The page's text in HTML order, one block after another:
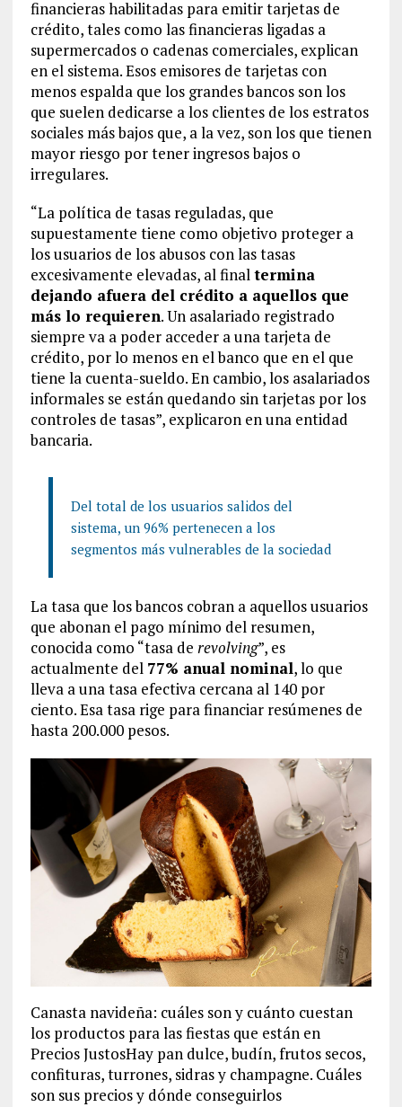
financieras habilitadas para emitir tarjetas de
crédito, tales como las financieras ligadas a
supermercados o cadenas comerciales, explican
en el sistema. Esos emisores de tarjetas con
menos espalda que los grandes bancos son los
que suelen dedicarse a los clientes de los estratos
sociales más bajos que, a la vez, son los que tienen
mayor riesgo por tener ingresos bajos o
irregulares.
“La política de tasas reguladas, que
supuestamente tiene como objetivo proteger a
los usuarios de los abusos con las tasas
excesivamente elevadas, al finaltermina
dejando afuera del crédito a aquellos que
más lo requieren. Un asalariado registrado
siempre va a poder acceder a una tarjeta de
crédito, por lo menos en el banco que en el que
tiene la cuenta-sueldo. En cambio, los asalariados
informales se están quedando sin tarjetas por los
controles de tasas”, explicaron en una entidad
bancaria.
Del total de los usuarios salidos del
sistema, un 96% pertenecen a los
segmentos más vulnerables de la sociedad
La tasa que los bancos cobran a aquellos usuarios
que abonan el pago mínimo del resumen,
conocida como “tasa de revolving”, es
actualmente del 77% anual nominal, lo que
lleva a una tasa efectiva cercana al 140 por
ciento. Esa tasa rige para financiar resúmenes de
hasta 200.000 pesos.
Canasta navideña: cuáles son y cuánto cuestan
los productos para las fiestas que están en
Precios JustosHay pan dulce, budín, frutos secos,
confituras, turrones, sidras y champagne. Cuáles
son sus precios y dónde conseguirlos